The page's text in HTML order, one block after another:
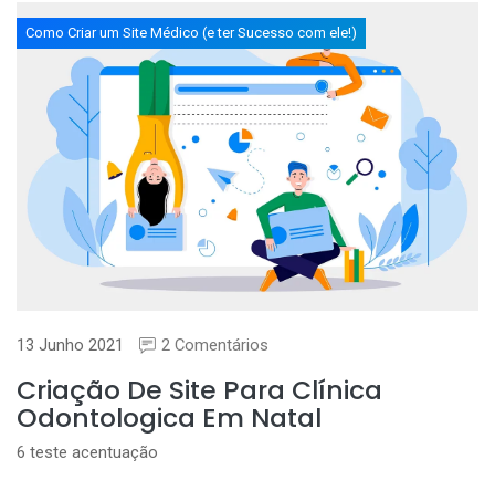
Como Criar um Site Médico (e ter Sucesso com ele!)
13 Junho 2021 2 Comentários
Criação De Site Para Clínica
Odontologica Em Natal
6 teste acentuação